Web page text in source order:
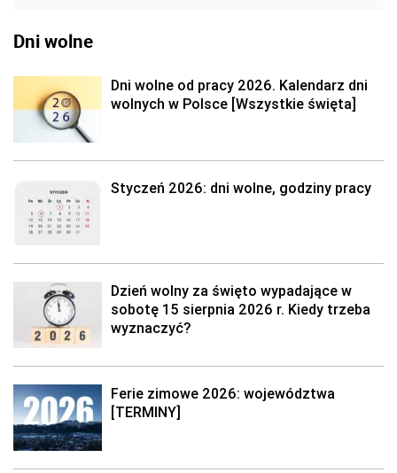
Dni wolne
Dni wolne od pracy 2026. Kalendarz dni
wolnych w Polsce [Wszystkie święta]
Styczeń 2026: dni wolne, godziny pracy
Dzień wolny za święto wypadające w
sobotę 15 sierpnia 2026 r. Kiedy trzeba
wyznaczyć?
Ferie zimowe 2026: województwa
[TERMINY]